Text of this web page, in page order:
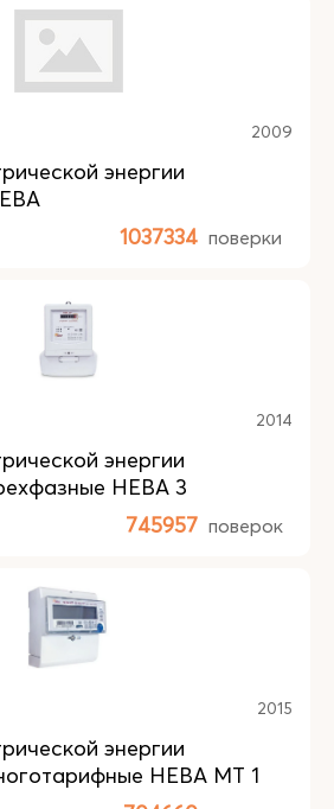
2009
энергии
1037334 поверки
2014
энергии
НЕВА 3
745957 поверок
2015
энергии
НЕВА МТ 1